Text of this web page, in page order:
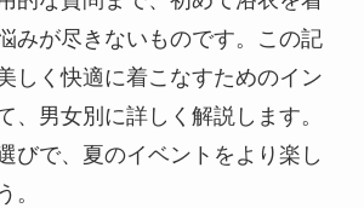
みが尽きないものです。この記
しく快適に着こなすためのイン
、男女別に詳しく解説します。
びで、夏のイベントをより楽し
。